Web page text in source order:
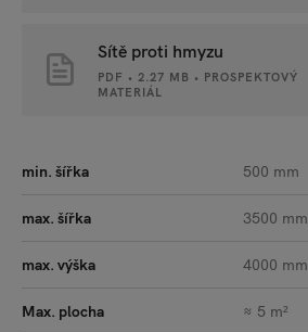
Sítě proti hmyzu
PDF • 2.27 MB • PROSPEKTOVÝ
MATERIÁL
min. šířka 500 mm
max. šířka 3500 mm
max. výška 4000 mm
Max. plocha ≈ 5 m²